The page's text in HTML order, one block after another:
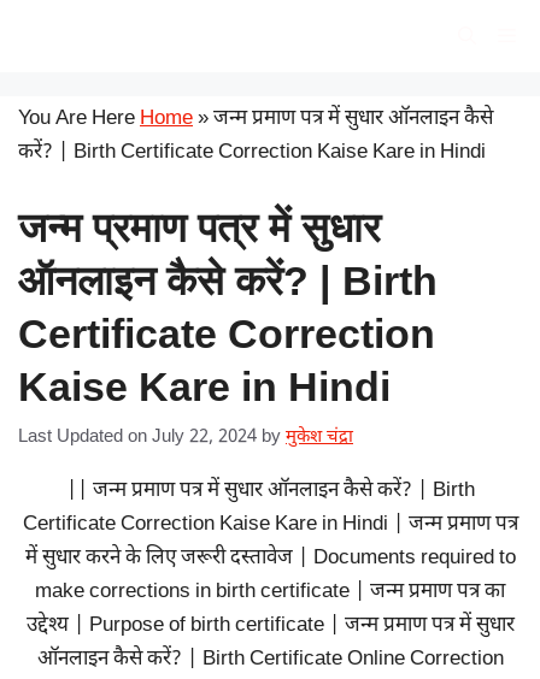
You Are HereHome»जन्म प्रमाण पत्र में सुधार ऑनलाइन कैसे
करें? | Birth Certificate Correction Kaise Kare in Hindi
जन्म प्रमाण पत्र में सुधार
ऑनलाइन कैसे करें? | Birth
Certificate Correction
Kaise Kare in Hindi
Last Updated on July 22, 2024 by मुकेश चंद्रा
|| जन्म प्रमाण पत्र में सुधार ऑनलाइन कैसे करें? | Birth
Certificate Correction Kaise Kare in Hindi | जन्म प्रमाण पत्र
में सुधार करने के लिए जरूरी दस्तावेज | Documents required to
make corrections in birth certificate | जन्म प्रमाण पत्र का
उद्देश्य | Purpose of birth certificate | जन्म प्रमाण पत्र में सुधार
ऑनलाइन कैसे करें? | Birth Certificate Online Correction